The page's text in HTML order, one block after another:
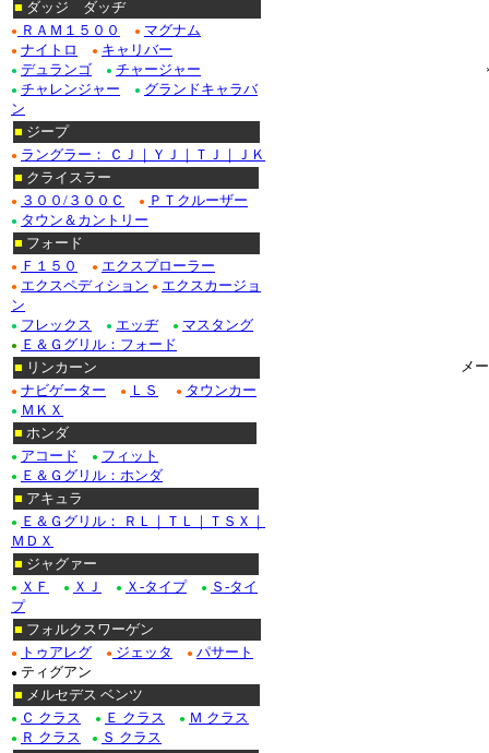
メ
■ ダッジ ダッヂ
● ＲＡＭ１５００ ● マグナム
● ナイトロ ● キャリバー
● デュランゴ ● チャージャー
● チャレンジャー ● グランドキャラバ
ン
■ ジープ
● ラングラー： ＣＪ｜ＹＪ｜ＴＪ｜ＪＫ
■ クライスラー
● ３００/３００Ｃ ● ＰＴクルーザー
● タウン＆カントリー
■ フォード
● Ｆ１５０ ● エクスプローラー
● エクスペディション ● エクスカージョ
ン
● フレックス ● エッヂ ● マスタング
●
Ｅ＆Ｇグリル：フォード
■ リンカーン
● ナビゲーター ● ＬＳ ● タウンカー
● ＭＫＸ
■ ホンダ
● アコード ● フィット
●
Ｅ＆Ｇグリル：ホンダ
■ アキュラ
●
Ｅ＆Ｇグリル： ＲＬ｜ＴＬ｜ＴＳＸ｜
ＭＤＸ
■ ジャグァー
● ＸＦ ● ＸＪ ● Ｘ-タイプ ●
Ｓ-タイ
プ
■ フォルクスワーゲン
● トゥアレグ ● ジェッタ ● パサート
● ティグアン
■ メルセデス ベンツ
● Ｃ クラス ● Ｅ クラス ● Ｍ クラス
● Ｒ クラス ●
Ｓ クラス